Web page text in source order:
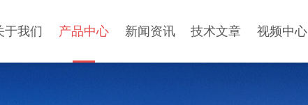
于我们 产品中心 新闻资讯 技术文章 视频中心